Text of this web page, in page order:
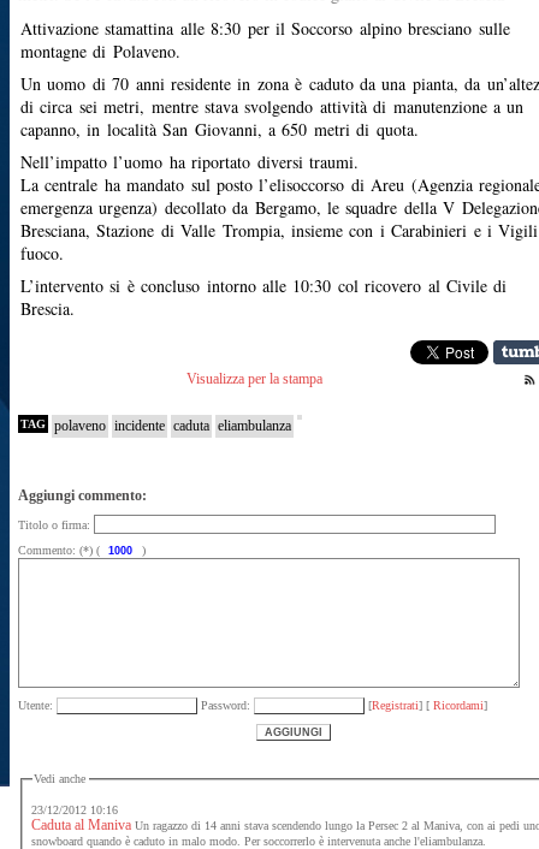
Attivazione stamattina alle 8:30 per il Soccorso alpino bresciano sulle
montagne di Polaveno.
Un uomo di 70 anni residente in zona è caduto da una pianta, da
di circa sei metri, mentre stava svolgendo attività di manutenzione a un
capanno, in località San Giovanni, a 650 metri di quota.
Nell’impatto l’uomo ha riportato diversi traumi.
La centrale ha mandato sul posto l’elisoccorso di Areu (Agenzia
emergenza urgenza) decollato da Bergamo, le squadre della V
Bresciana, Stazione di Valle Trompia, insieme con i Carabinieri e i
fuoco.
L’intervento si è concluso intorno alle 10:30 col ricovero al Civile di
Brescia.
Visualizza per la stampa
TAG polaveno incidente caduta eliambulanza
Aggiungi commento:
Titolo o firma:
Commento: (*) (
)
Utente: Password: [Registrati] [ Ricordami]
Vedi anche
23/12/2012 10:16
Caduta al Maniva Un ragazzo di 14 anni stava scendendo lungo la Persec 2 al Maniva, con ai pedi
snowboard quando è caduto in malo modo. Per soccorrerlo è intervenuta anche l'eliambulanza.